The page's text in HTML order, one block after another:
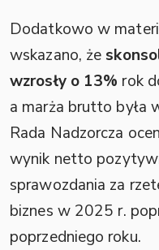
Dodatkowo w
wskazano, że
wzrosły o 13% rok
a marża brutto była
Rada Nadzorcza
wynik netto
sprawozdania za
biznes w 2025 r.
poprzedniego roku.